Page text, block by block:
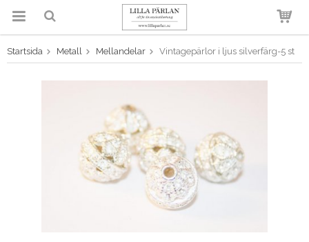
Produkten har blivit tillagd i
varukorgen
Startsida Metall Mellandelar Vintagepärlor i ljus silverfärg-5 st